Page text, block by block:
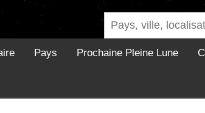
Pays Prochaine Pleine Lune